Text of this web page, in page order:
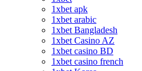
1xbet apk
1xbet arabic
1xbet Bangladesh
1xbet Casino AZ
1xbet casino BD
1xbet casino french